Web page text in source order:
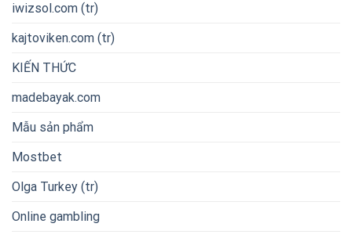
iwizsol.com (tr)
kajtoviken.com (tr)
KIẾN THỨC
madebayak.com
Mẫu sản phẩm
Mostbet
Olga Turkey (tr)
Online gambling